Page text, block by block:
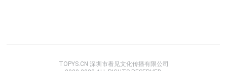
TOPYS.CN 深圳市看见文化传播有限公司